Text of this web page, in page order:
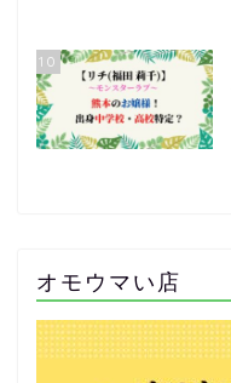
10
オモウマい店